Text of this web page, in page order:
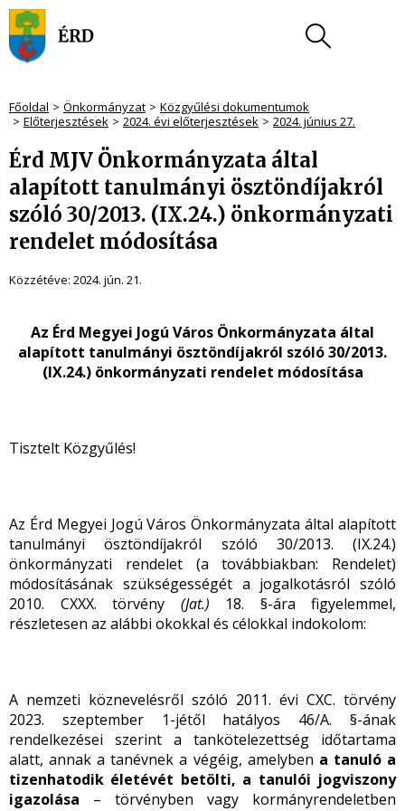
Főoldal Önkormányzat
Közgyűlési dokumentumok
Előterjesztések
2024. évi előterjesztések 2024. június 27.
Érd MJV Önkormányzata által
alapított tanulmányi ösztöndíjakról
szóló 30/2013. (IX.24.) önkormányzati
rendelet módosítása
Közzétéve: 2024. jún. 21.
Az Érd Megyei Jogú Város Önkormányzata által
alapított tanulmányi ösztöndíjakról szóló 30/2013.
(IX.24.) önkormányzati rendelet módosítása
Tisztelt Közgyűlés!
Az Érd Megyei Jogú Város Önkormányzata által alapított
tanulmányi ösztöndíjakról szóló 30/2013. (IX.24.)
önkormányzati rendelet (a továbbiakban: Rendelet)
módosításának szükségességét a jogalkotásról szóló
2010. CXXX. törvény (Jat.) 18. §-ára figyelemmel,
részletesen az alábbi okokkal és célokkal indokolom:
A nemzeti köznevelésről szóló 2011. évi CXC. törvény
2023. szeptember 1-jétől hatályos 46/A. §-ának
rendelkezései szerint a tankötelezettség időtartama
alatt, annak a tanévnek a végéig, amelyben a tanuló a
tizenhatodik életévét betölti, a tanulói jogviszony
igazolása – törvényben vagy kormányrendeletben